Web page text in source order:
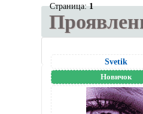
Страница:1
Svetik
Новичок